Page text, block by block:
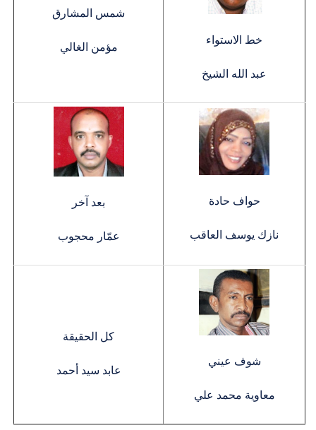
خط الاستواء
عبد الله الشيخ
شمس المشارق
مؤمن الغالي
حواف حادة
نازك يوسف العاقب
بعد آخر
عمّار محجوب
شوف عيني
معاوية محمد علي
كل الحقيقة
عابد سيد أحمد